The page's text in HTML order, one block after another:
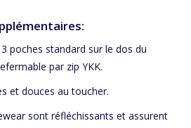
poches standard sur le dos du
par zip YKK.
et douces au toucher.
sont réfléchissants et assurent